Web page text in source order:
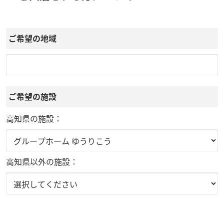
ご希望の地域
ご希望の施設
高知県の施設：
高知県以外の施設：